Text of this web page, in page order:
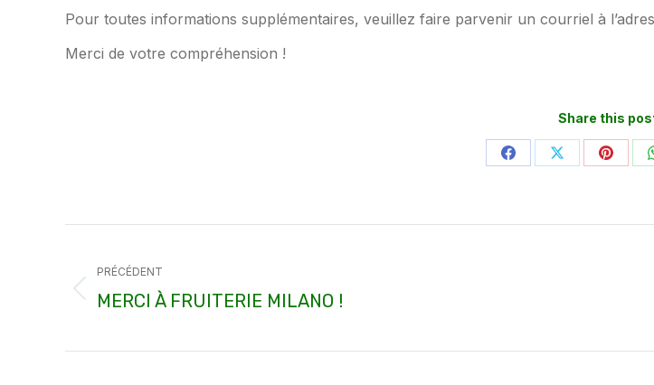
Pour toutes informations supplémentaires, veuillez faire parvenir un courriel à
Merci de votre compréhension !
Share this
PartagerPartager
article
PRÉCÉDENT
Article
:
MERCI À FRUITERIE MILANO !
: